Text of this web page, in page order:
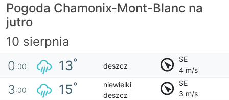
Pogoda Chamonix-Mont-Blanc na
jutro
10 sierpnia
0:00 13° deszcz
SE
4 m/s
3:00 15°
niewielki
deszcz
SE
3 m/s